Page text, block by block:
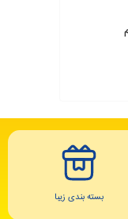
بسته بندی زیبا